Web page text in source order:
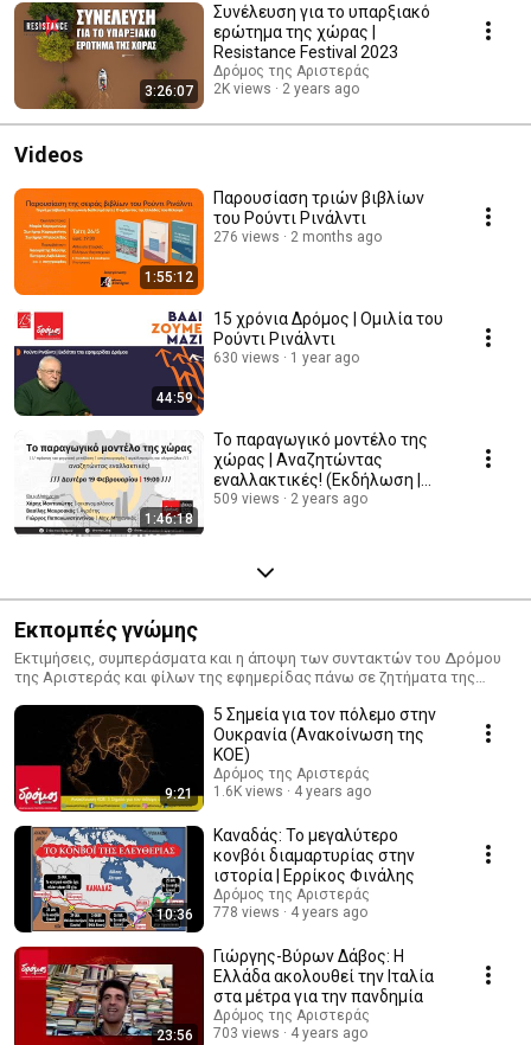
3:26:07
Συνέλευση για το υπαρξιακό
ερώτημα της χώρας |
Resistance Festival 2023
Δρόμος της Αριστεράς
2K views
2 years ago
Videos
1:55:12
Παρουσίαση τριών βιβλίων
του Ρούντι Ρινάλντι
276 views 2 months ago
44:59
15 χρόνια Δρόμος | Ομιλία του
Ρούντι Ρινάλντι
630 views 1 year ago
1:46:18
Το παραγωγικό μοντέλο της
χώρας | Αναζητώντας
εναλλακτικές! (Εκδήλωση |
Θεσσαλονίκη)
509 views 2 years ago
Εκπομπές γνώμης
Εκτιμήσεις, συμπεράσματα και η άποψη των συντακτών του Δρόμου
της Αριστεράς και φίλων της εφημερίδας πάνω σε ζητήματα της
9:21
5 Σημεία για τον πόλεμο στην
Ουκρανία (Ανακοίνωση της
ΚΟΕ)
Δρόμος της Αριστεράς
1.6K views
4 years ago
10:36
Καναδάς: Το μεγαλύτερο
κονβόι διαμαρτυρίας στην
ιστορία | Ερρίκος Φινάλης
Δρόμος της Αριστεράς
778 views
4 years ago
23:56
Γιώργης-Βύρων Δάβος: Η
Ελλάδα ακολουθεί την Ιταλία
στα μέτρα για την πανδημία
Δρόμος της Αριστεράς
703 views
4 years ago